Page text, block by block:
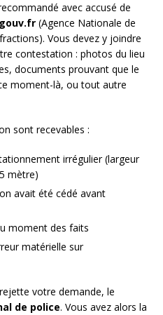
avec accusé de
(Agence Nationale de
Vous devez y joindre
contestation : photos du lieu
documents prouvant que le
moment-là, ou tout autre
sont recevables :
irrégulier (largeur
mètre)
avait été cédé avant
moment des faits
matérielle sur
votre demande, le
de police. Vous avez alors la